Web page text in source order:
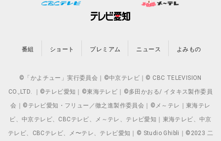
番組 ショート プレミアム ニュース よみもの
©「かよチュー」実行委員会｜©中京テレビ｜© CBC TELEVISION
CO.,LTD. ｜©テレビ愛知｜©東海テレビ｜©多田かおる/ イタキス製作委員
会｜©テレビ愛知・フリュー／徹之進製作委員会｜©メ～テレ｜東海テレ
ビ、中京テレビ、CBCテレビ、メ～テレ、テレビ愛知｜東海テレビ、中京
テレビ、CBCテレビ、メ〜テレ、テレビ愛知｜© Studio Ghibli｜©2023 二